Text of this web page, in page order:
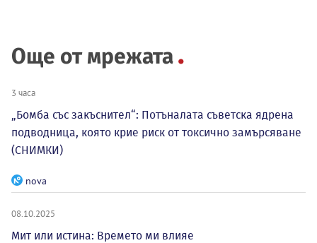
Още от мрежата
3 часа
„Бомба със закъснител“: Потъналата съветска ядрена
подводница, която крие риск от токсично замърсяване
(СНИМКИ)
nova
08.10.2025
Мит или истина: Времето ми влияе